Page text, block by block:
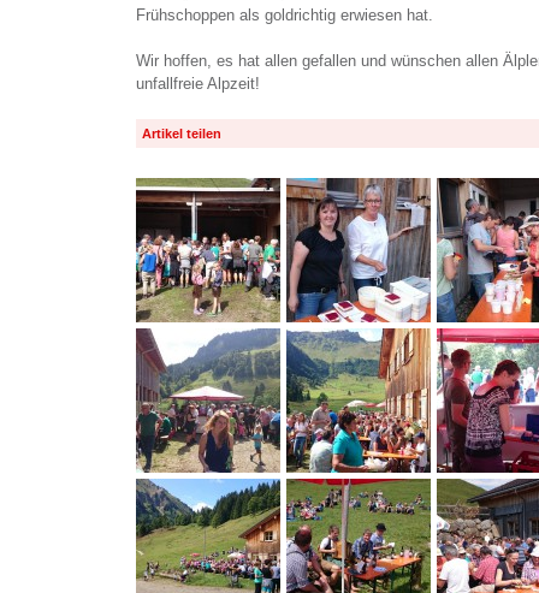
Frühschoppen als goldrichtig erwiesen hat.
Wir hoffen, es hat allen gefallen und wünschen allen
unfallfreie Alpzeit!
Artikel teilen